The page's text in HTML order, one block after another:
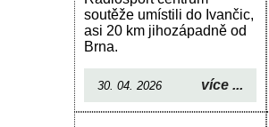
soutěže umístili do Ivančic,
asi 20 km jihozápadně od
Brna.
30. 04. 2026 více ...